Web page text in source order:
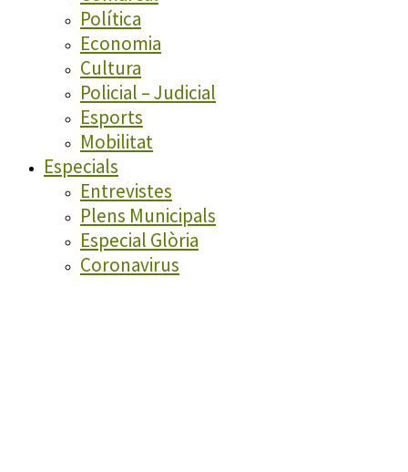
Política
Economia
Cultura
Policial – Judicial
Esports
Mobilitat
Especials
Entrevistes
Plens Municipals
Especial Glòria
Coronavirus